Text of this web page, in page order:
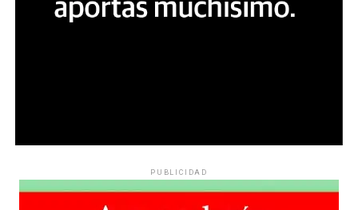
PUBLICIDAD